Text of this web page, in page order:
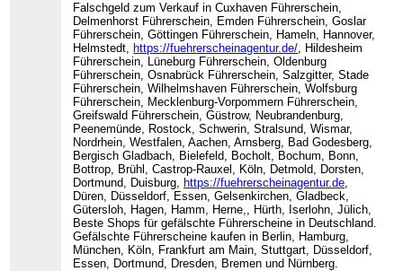
Falschgeld zum Verkauf in Cuxhaven Führerschein,
Delmenhorst Führerschein, Emden Führerschein, Goslar
Führerschein, Göttingen Führerschein, Hameln, Hannover,
Helmstedt, https://fuehrerscheinagentur.de/, Hildesheim
Führerschein, Lüneburg Führerschein, Oldenburg
Führerschein, Osnabrück Führerschein, Salzgitter, Stade
Führerschein, Wilhelmshaven Führerschein, Wolfsburg
Führerschein, Mecklenburg-Vorpommern Führerschein,
Greifswald Führerschein, Güstrow, Neubrandenburg,
Peenemünde, Rostock, Schwerin, Stralsund, Wismar,
Nordrhein, Westfalen, Aachen, Arnsberg, Bad Godesberg,
Bergisch Gladbach, Bielefeld, Bocholt, Bochum, Bonn,
Bottrop, Brühl, Castrop-Rauxel, Köln, Detmold, Dorsten,
Dortmund, Duisburg, https://fuehrerscheinagentur.de,
Düren, Düsseldorf, Essen, Gelsenkirchen, Gladbeck,
Gütersloh, Hagen, Hamm, Herne,, Hürth, Iserlohn, Jülich,
Beste Shops für gefälschte Führerscheine in Deutschland.
Gefälschte Führerscheine kaufen in Berlin, Hamburg,
München, Köln, Frankfurt am Main, Stuttgart, Düsseldorf,
Essen, Dortmund, Dresden, Bremen und Nürnberg.